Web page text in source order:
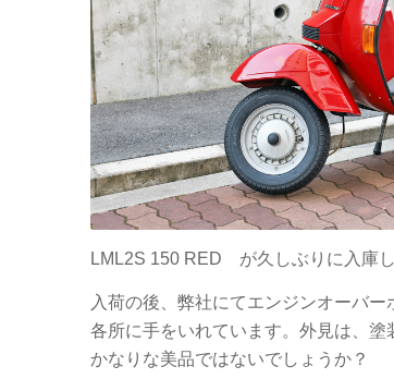
LML2S 150 RED が久しぶりに入庫し
入荷の後、弊社にてエンジンオーバ
各所に手をいれています。外見は、塗
かなりな美品ではないでしょうか？